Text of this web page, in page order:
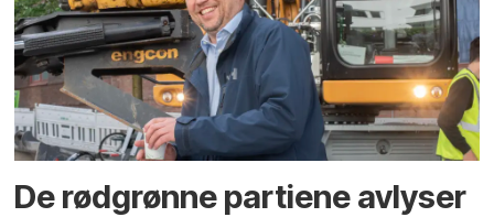
De rødgrønne partiene avlyser